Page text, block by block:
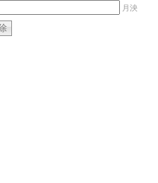
月泱